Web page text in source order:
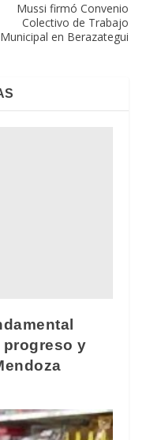
Mussi firmó Convenio
Colectivo de Trabajo
Municipal en Berazategui
progreso y